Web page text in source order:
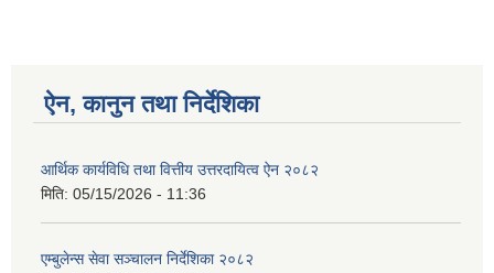
ऐन, कानुन तथा निर्देशिका
आर्थिक कार्यविधि तथा वित्तीय उत्तरदायित्व ऐन २०८२
मिति: 05/15/2026 - 11:36
एम्बुलेन्स सेवा सञ्चालन निर्देशिका २०८२